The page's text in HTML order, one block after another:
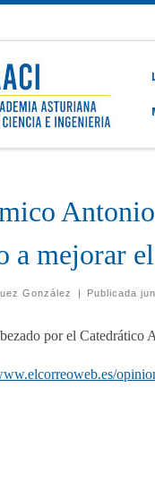
a mejorar
González | Publicada
por el